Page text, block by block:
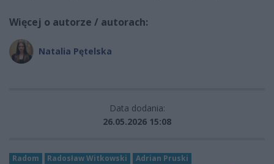
Więcej o autorze / autorach:
Natalia Pętelska
Data dodania:
26.05.2026 15:08
Radom Radosław Witkowski
Adrian Pruski